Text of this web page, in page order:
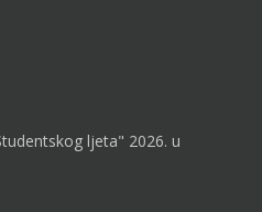
ljeta" 2026. u